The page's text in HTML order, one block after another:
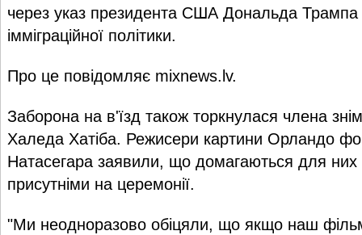
через указ президента США Дональда
імміграційної політики.
Про це повідомляє mixnews.lv.
Заборона на в'їзд також торкнулася члена
Халеда Хатіба. Режисери картини Орландо
Натасегара заявили, що домагаються для них
присутніми на церемонії.
"Ми неодноразово обіцяли, що якщо наш